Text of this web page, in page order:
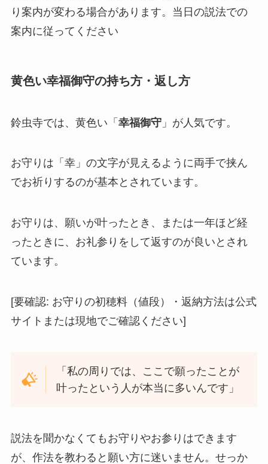
り案内が変わる場合があります。当日の説法での
案内に従ってください
黄色い幸福御守の持ち方・返し方
鈴虫寺では、黄色い「 幸福御守」が人気です。
お守りは「幸」の文字が見えるように両手で挟ん
でお祈りするのが基本とされています。
お守りは、願いが叶ったとき、または一年ほど経
ったときに、お礼参りをして返すのが良いとされ
ています。
[要確認: お守りの初穂料（値段）・返納方法は公式
サイトまたは現地でご確認ください]
「私の周りでは、ここで願ったことが
叶ったという人が本当に多いんです」
説法を聞かなくてもお守りやお参りはできます
が、作法を教わると願い方に迷いません。せっか